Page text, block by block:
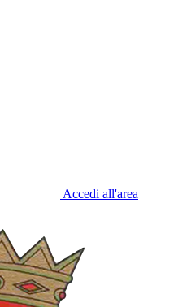
Accedi all'area